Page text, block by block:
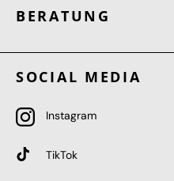
BERATUNG
SOCIAL MEDIA
Instagram
TikTok